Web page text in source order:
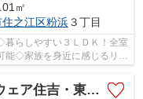
㎡
之江区粉浜３丁目
らしやすい３ＬＤＫ！全室
能◇家族を身近に感じるリビ
ア住吉・東粉浜